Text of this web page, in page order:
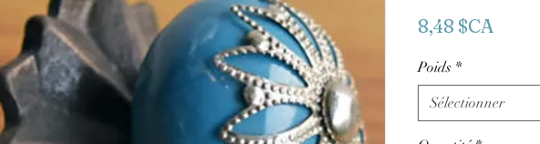
8,48 $CA
Poids *
Sélectionner